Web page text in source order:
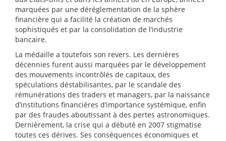
marquées par une déréglementation de la sphère
financière qui a facilité la création de marchés
sophistiqués et par la consolidation de l’industrie
bancaire.
La médaille a toutefois son revers. Les dernières
décennies furent aussi marquées par le développement
des mouvements incontrôlés de capitaux, des
spéculations déstabilisantes, par le scandale des
rémunérations des traders et managers, par la naissance
d’institutions financières d’importance systémique, enfin
par des fraudes aboutissant à des pertes astronomiques.
Dernièrement, la crise qui a débuté en 2007 stigmatise
toutes ces dérives. Ses conséquences économiques et